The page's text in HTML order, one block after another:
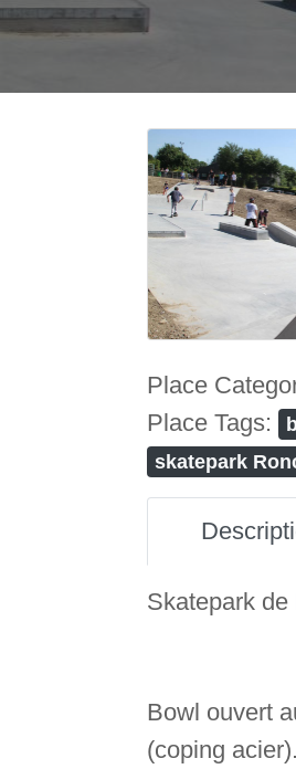
Place
Place Tags:
skatepark
Skatepark de
Bowl ouvert
(coping